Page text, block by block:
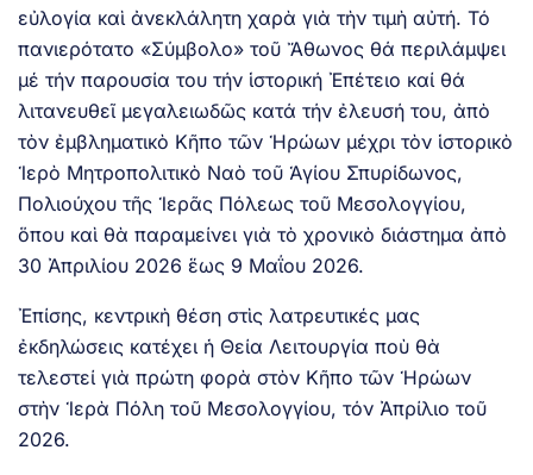
εὐλογία καὶ ἀνεκλάλητη χαρὰ γιὰ τὴν τιμὴ αὐτή. Τό
πανιερότατο «Σύμβολο» τοῦ Ἄθωνος θά περιλάμψει
μέ τήν παρουσία του τήν ἱστορική Ἐπέτειο καί θά
λιτανευθεῖ μεγαλειωδῶς κατά τήν ἐλευσή του, ἀπὸ
τὸν ἐμβληματικὸ Κῆπο τῶν Ἡρώων μέχρι τὸν ἱστορικὸ
Ἱερὸ Μητροπολιτικὸ Ναὸ τοῦ Ἁγίου Σπυρίδωνος,
Πολιούχου τῆς Ἱερᾶς Πόλεως τοῦ Μεσολογγίου,
ὅπου καὶ θὰ παραμείνει γιὰ τὸ χρονικὸ διάστημα ἀπὸ
30 Ἀπριλίου 2026 ἕως 9 Μαΐου 2026.
Ἐπίσης, κεντρικὴ θέση στὶς λατρευτικές μας
ἐκδηλώσεις κατέχει ἡ Θεία Λειτουργία ποὺ θὰ
τελεστεί γιὰ πρώτη φορὰ στὸν Κῆπο τῶν Ἡρώων
στὴν Ἱερὰ Πόλη τοῦ Μεσολογγίου, τόν Ἀπρίλιο τοῦ
2026.